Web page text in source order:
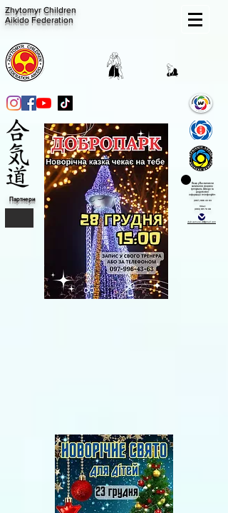
Zhytomyr Children
Aikido Federation
Партнери
Якщо у Вас виникли
запитання стосовно
тренувань Айкідо та
додаткової
інформації телефонуйте:
(097) 996 43 63
Viber:
(093) 611 70 08
club.samurai.zt@gmail.com